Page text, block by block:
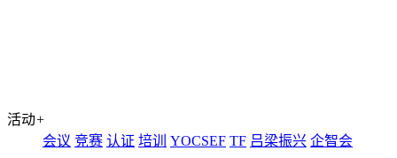
活动+
会议 竞赛 认证 培训 YOCSEF TF 吕梁振兴 企智会